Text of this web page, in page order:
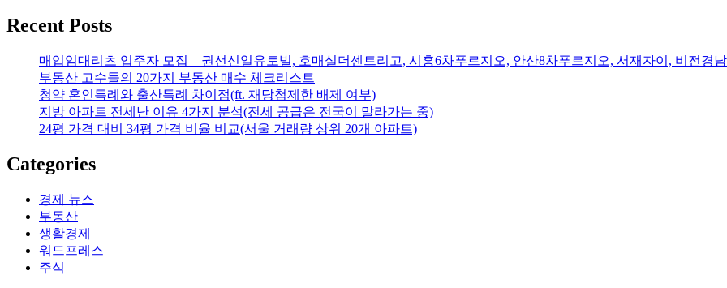
Recent Posts
매입임대리츠 입주자 모집 – 권선신일유토빌, 호매실더센트리고, 시흥6차푸르지오, 안산8차푸르지오, 서재자이, 비전경
부동산 고수들의 20가지 부동산 매수 체크리스트
청약 혼인특례와 출산특례 차이점(ft. 재당첨제한 배제 여부)
지방 아파트 전세난 이유 4가지 분석(전세 공급은 전국이 말라가는 중)
24평 가격 대비 34평 가격 비율 비교(서울 거래량 상위 20개 아파트)
Categories
경제 뉴스
부동산
생활경제
워드프레스
주식